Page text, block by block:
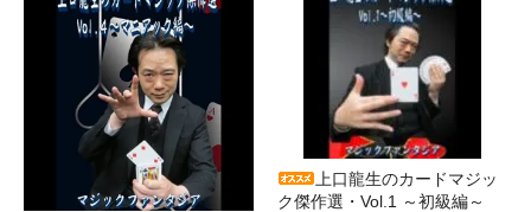
上口龍生のカードマジッ
ク傑作選・Vol.1 ～初級編～